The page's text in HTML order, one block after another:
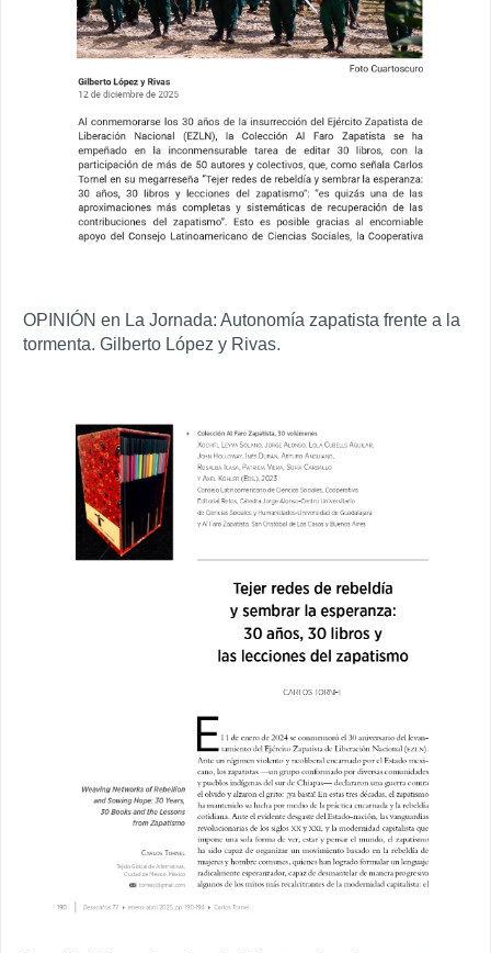
OPINIÓN en La Jornada: Autonomía zapatista frente a la
tormenta. Gilberto López y Rivas.